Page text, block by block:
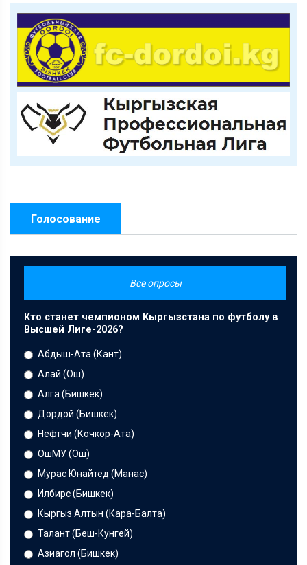
Голосование
Все опросы
Кто станет чемпионом Кыргызстана по футболу в
Высшей Лиге-2026?
Абдыш-Ата (Кант)
Алай (Ош)
Алга (Бишкек)
Дордой (Бишкек)
Нефтчи (Кочкор-Ата)
ОшМУ (Ош)
Мурас Юнайтед (Манас)
Илбирс (Бишкек)
Кыргыз Алтын (Кара-Балта)
Талант (Беш-Кунгей)
Азиагол (Бишкек)